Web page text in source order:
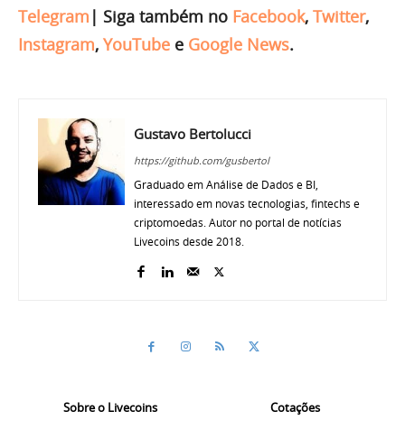
Telegram | Siga também no Facebook, Twitter,
Instagram, YouTube e Google News.
Gustavo Bertolucci
https://github.com/gusbertol
Graduado em Análise de Dados e BI,
interessado em novas tecnologias, fintechs e
criptomoedas. Autor no portal de notícias
Livecoins desde 2018.
Sobre o Livecoins
Cotações